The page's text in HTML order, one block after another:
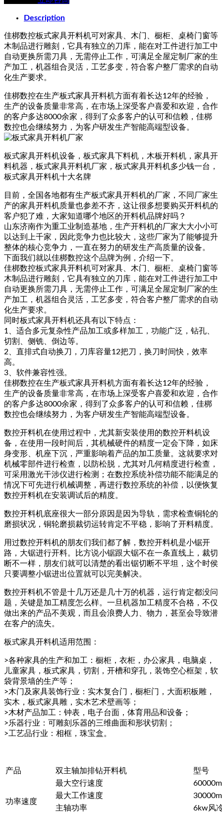
Description
佳梆数控板式家具开料机可对家具、木门、橱柜、桌椅门窗等
木制品进行雕刻，它具有独立的刀库，能在对工件进行加工中
自动更换所需刀具，无需停止工作，可满足全屋定制厂家的生
产加工，机器组合灵活，工艺多变，符合客户整厂需求的自动
化生产要求。
佳梆数控在生产板式家具开料机方面有着长达12年的经验，
生产的设备质量非常高，在市场上深受客户喜爱和欢迎，合作
的客户多达8000余家，得到了众多客户的认可和信赖，佳梆
数控也会继续努力，为客户研发生产智能高端型设备。
板式家具开料机设备，板式家具下料机，木板开料机，家具开
料机器，板式家具开料机厂家，板式家具开料机多少钱一台，
板式家具开料机十大名牌
目前，全国各地都有生产板式家具开料机的厂家，不同厂家生
产的家具开料机质量也参差不齐，这让很多想要购买开料机的
客户犯了难，大家知道哪个地区的开料机品牌好吗？
山东济南作为重工业制造基地，生产开料机的厂家大大小小可
以达到上千家，因此竞争力也比较大，这些厂家为了能够提升
整体的核心竞争力，一直在努力的研发生产高质量的设备。
下面我们就以佳梆数控这个品牌为例，介绍一下。
佳梆数控板式家具开料机可对家具、木门、橱柜、桌椅门窗等
木制品进行雕刻，它具有独立的刀库，能在对工件进行加工中
自动更换所需刀具，无需停止工作，可满足全屋定制厂家的生
产加工，机器组合灵活，工艺多变，符合客户整厂需求的自动
化生产要求。
同时板式家具开料机还具有以下特点：
1、适合多元复杂性产品加工或多样加工，功能广泛，钻孔、
切割、侧铣、倒边等。
2、直排式自动换刀，刀库容量12把刀，换刀时间快，效率
高。
3、软件兼容性强。
佳梆数控在生产板式家具开料机方面有着长达12年的经验，
生产的设备质量非常高，在市场上深受客户喜爱和欢迎，合作
的客户多达8000余家，得到了众多客户的认可和信赖，佳梆
数控也会继续努力，为客户研发生产智能高端型设备。
数控开料机在使用过程中，尤其新安装使用的数控开料机设
备，在使用一段时间后，其机械硬件的精度一定会下降，如床
身变形、机座下沉，严重影响着产品的加工质量。这就要求对
机械零部件进行检查，以防松脱，尤其对几何精度进行检查，
可采用激光干涉仪进行检测；在数控系统补偿功能不能满足的
情况下可先进行机械调整，再进行数控系统的补偿，以便恢复
数控开料机在安装调试后的精度。
数控开料机底座很大一部分原因是因为导轨，需求检查铜轮的
磨损状况，铜轮磨损裁切运转肯定不平稳，影响了开料精度。
用过数控开料机的朋友们我们都了解，数控开料机是小锯开
路，大锯进行开料。比方说小锯跟大锯不在一条直线上，裁切
断不一样，朋友们就可以清楚的看出锯切断不平坦，这个时侯
只要调整小锯进出位置就可以完美解决。
数控开料机不管是十几万还是几十万的机器，运行肯定都没问
题，关键是加工精度怎么样。一旦机器加工精度不合格，不仅
做出来的产品不美观，而且会浪费人力、物力，甚至会导致潜
在客户的流失。
板式家具开料机适用范围：
>各种家具的生产和加工：橱柜，衣柜，办公家具，电脑桌，
儿童家具，板式家具，切割，开槽和穿孔，装饰空心框架，软
袋背景墙的生产等；
>木门及家具装饰行业：实木复合门，橱柜门，大面积板雕，
实木，板式家具雕，实木艺术壁画等；
>木材产品加工：钟表，电子台面，体育用品和设备；
>乐器行业：可雕刻乐器的三维曲面和形状切割；
>工艺品行业：相框，珠宝盒。
产品 双主轴加排钻开料机 型号
功率速度
最大空行速度
最大工作速度
主轴功率
6kw风